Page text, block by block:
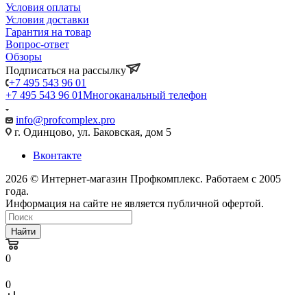
Условия оплаты
Условия доставки
Гарантия на товар
Вопрос-ответ
Обзоры
Подписаться на рассылку
+7 495 543 96 01
+7 495 543 96 01Многоканальный телефон
info@profcomplex.pro
г. Одинцово, ул. Баковская, дом 5
Вконтакте
2026 © Интернет-магазин Профкомплекс. Работаем с 2005
года.
Информация на сайте не является публичной офертой.
Найти
0
0